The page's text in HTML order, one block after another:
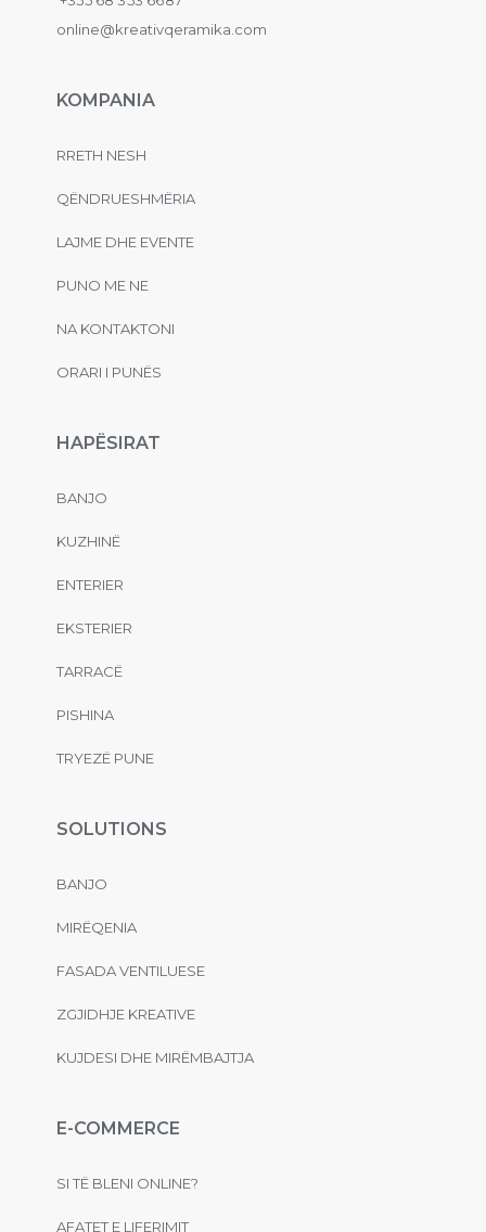
online@kreativqeramika.com
KOMPANIA
RRETH NESH
QËNDRUESHMËRIA
LAJME DHE EVENTE
PUNO ME NE
NA KONTAKTONI
ORARI I PUNËS
HAPËSIRAT
BANJO
KUZHINË
ENTERIER
EKSTERIER
TARRACË
PISHINA
TRYEZË PUNE
SOLUTIONS
BANJO
MIRËQENIA
FASADA VENTILUESE
ZGJIDHJE KREATIVE
KUJDESI DHE MIRËMBAJTJA
E-COMMERCE
SI TË BLENI ONLINE?
AFATET E LIFERIMIT